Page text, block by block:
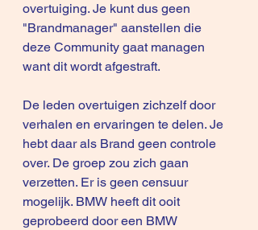
overtuiging. Je kunt dus geen
"Brandmanager" aanstellen die
deze Community gaat managen
want dit wordt afgestraft.
De leden overtuigen zichzelf door
verhalen en ervaringen te delen. Je
hebt daar als Brand geen controle
over. De groep zou zich gaan
verzetten. Er is geen censuur
mogelijk. BMW heeft dit ooit
geprobeerd door een BMW